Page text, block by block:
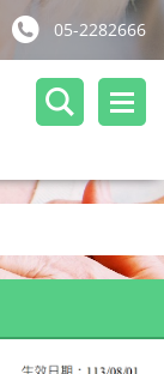
05-2282666